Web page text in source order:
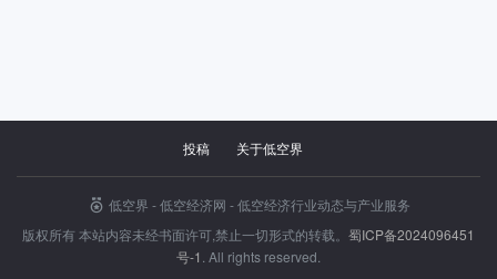
投稿 关于低空界
低空界 - 低空经济网 - 低空经济行业动态与产业服务
版权所有 本站内容未经书面许可,禁止一切形式的转载。 蜀ICP备2024096451
号-1 . All rights reserved.